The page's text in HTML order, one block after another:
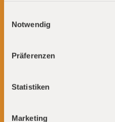
Einwilligung speichern wir
welche unbedingt
zur Verfügung zu stellen).
Sie auf unserer
Notwendig
Präferenzen
Statistiken
Marketing
"Je